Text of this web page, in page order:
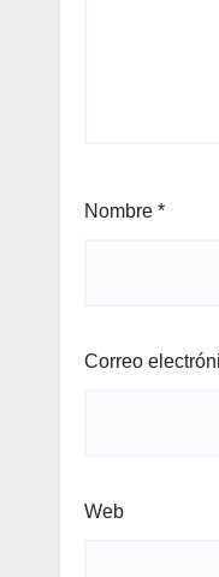
Nombre *
Correo
Web